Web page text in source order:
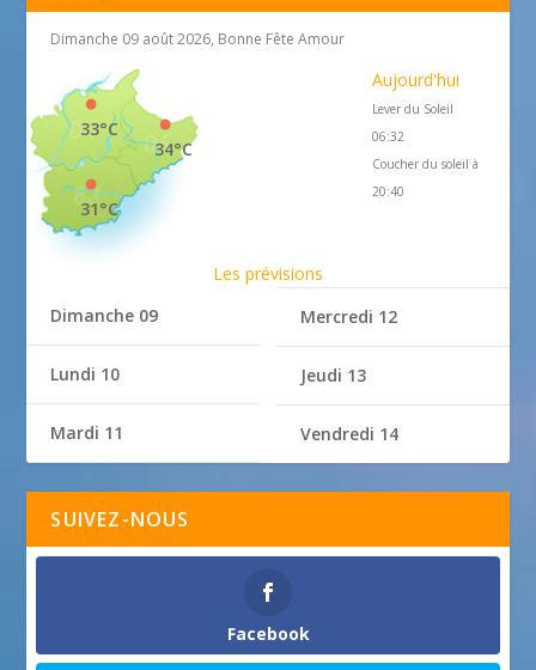
Dimanche 09 août 2026, Bonne Fête Amour
34°C
33°C
31°C
Aujourd'hui
Lever du Soleil
06:32
Coucher du soleil à
20:40
Les prévisions
Dimanche 09
Lundi 10
Mardi 11
Mercredi 12
Jeudi 13
Vendredi 14
SUIVEZ-NOUS
Facebook